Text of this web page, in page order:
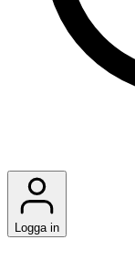
Logga in